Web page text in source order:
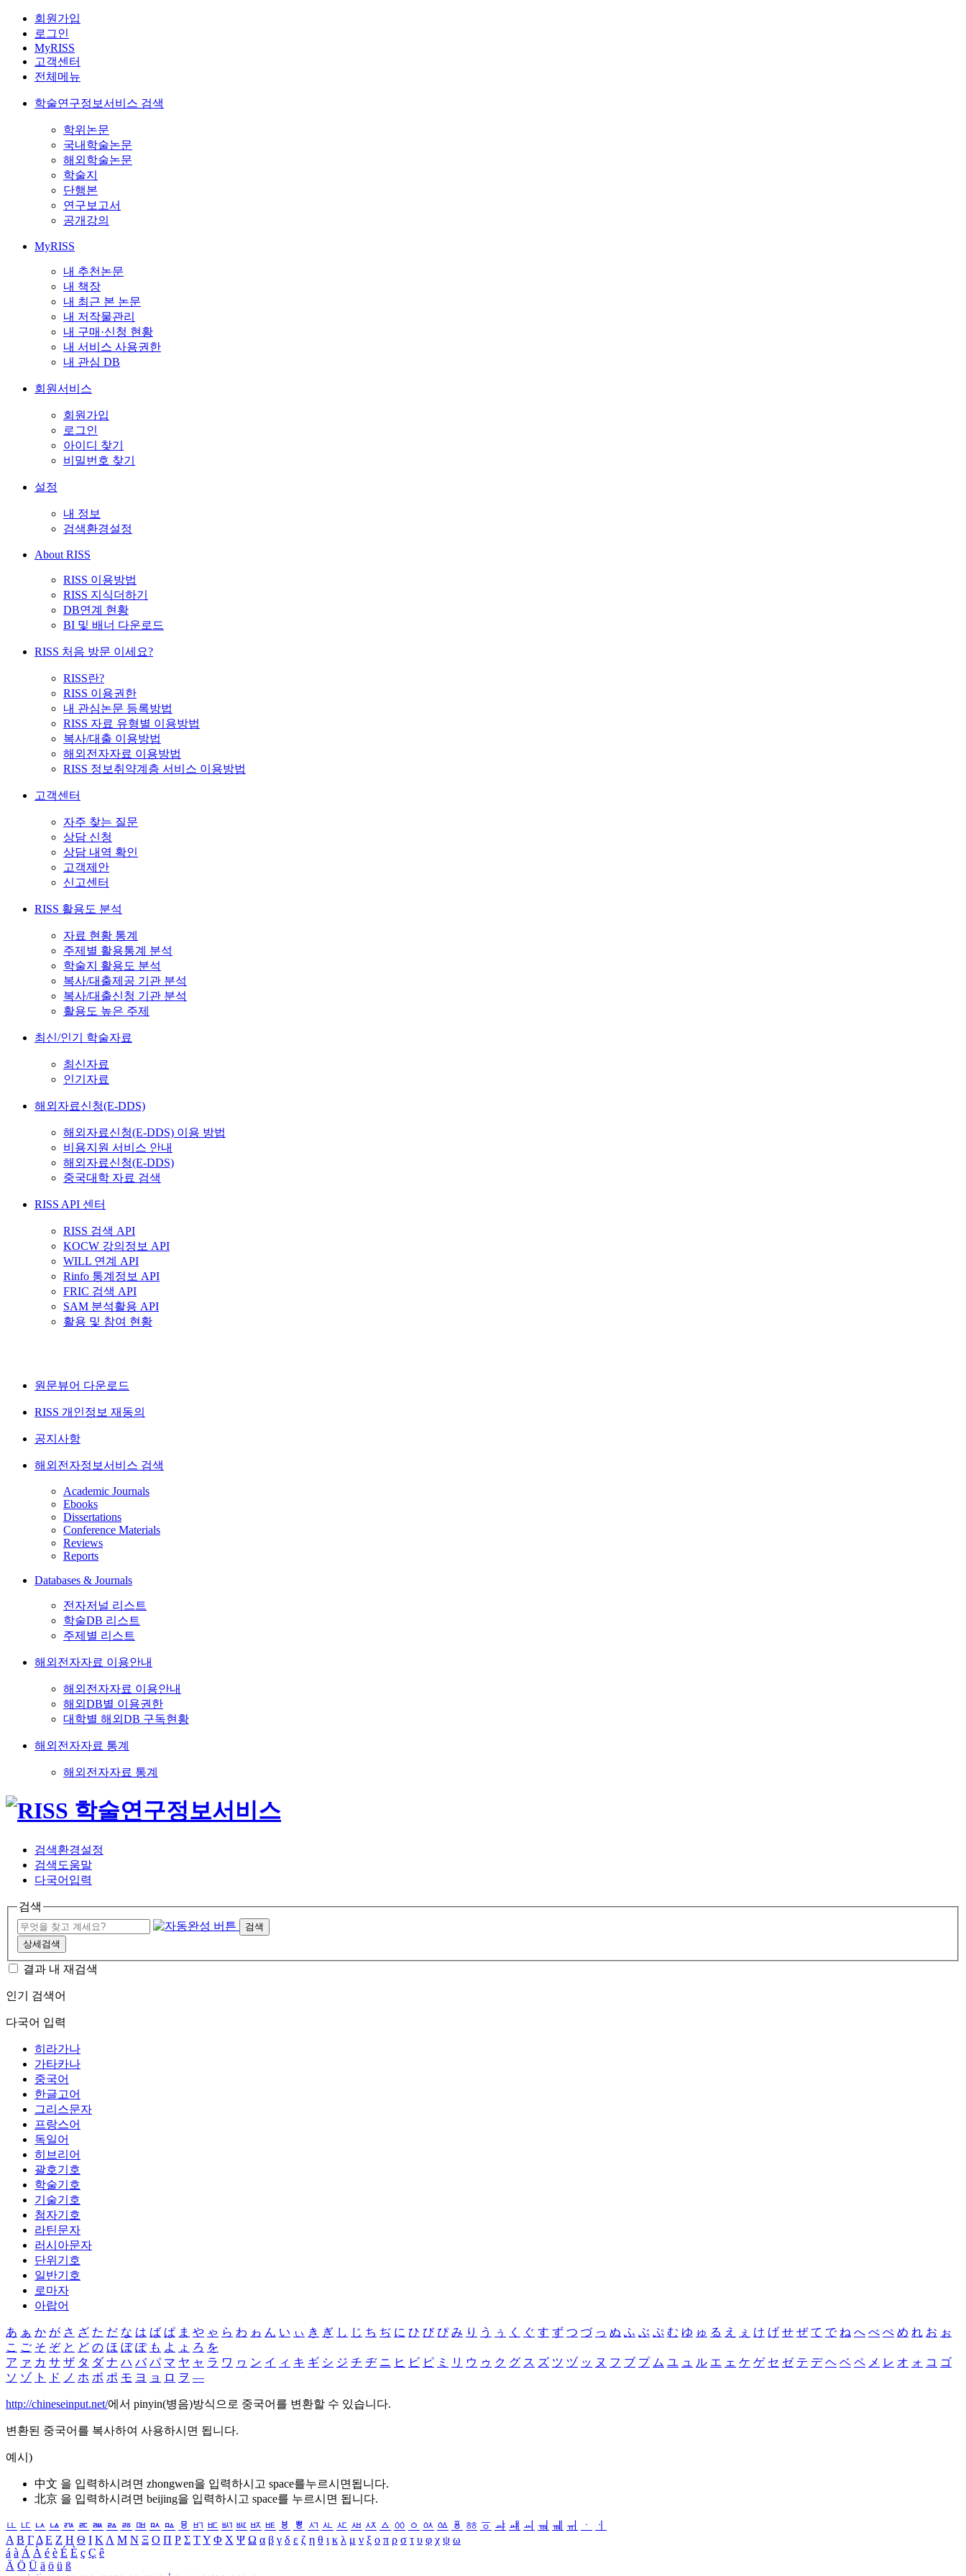
회원가입
로그인
MyRISS
고객센터
전체메뉴
학술연구정보서비스 검색
학위논문
국내학술논문
해외학술논문
학술지
단행본
연구보고서
공개강의
MyRISS
내 추천논문
내 책장
내 최근 본 논문
내 저작물관리
내 구매·신청 현황
내 서비스 사용권한
내 관심 DB
회원서비스
회원가입
로그인
아이디 찾기
비밀번호 찾기
설정
내 정보
검색환경설정
About RISS
RISS 이용방법
RISS 지식더하기
DB연계 현황
BI 및 배너 다운로드
RISS 처음 방문 이세요?
RISS란?
RISS 이용권한
내 관심논문 등록방법
RISS 자료 유형별 이용방법
복사/대출 이용방법
해외전자자료 이용방법
RISS 정보취약계층 서비스 이용방법
고객센터
자주 찾는 질문
상담 신청
상담 내역 확인
고객제안
신고센터
RISS 활용도 분석
자료 현황 통계
주제별 활용통계 분석
학술지 활용도 분석
복사/대출제공 기관 분석
복사/대출신청 기관 분석
활용도 높은 주제
최신/인기 학술자료
최신자료
인기자료
해외자료신청(E-DDS)
해외자료신청(E-DDS) 이용 방법
비용지원 서비스 안내
해외자료신청(E-DDS)
중국대학 자료 검색
RISS API 센터
RISS 검색 API
KOCW 강의정보 API
WILL 연계 API
Rinfo 통계정보 API
FRIC 검색 API
SAM 분석활용 API
활용 및 참여 현황
원문뷰어 다운로드
RISS 개인정보 재동의
공지사항
해외전자정보서비스 검색
Academic Journals
Ebooks
Dissertations
Conference Materials
Reviews
Reports
Databases & Journals
전자저널 리스트
학술DB 리스트
주제별 리스트
해외전자자료 이용안내
해외전자자료 이용안내
해외DB별 이용권한
대학별 해외DB 구독현황
해외전자자료 통계
해외전자자료 통계
검색환경설정
검색도움말
다국어입력
검색
검색
상세검색
결과 내 재검색
인기 검색어
다국어 입력
히라가나
가타카나
중국어
한글고어
그리스문자
프랑스어
독일어
히브리어
괄호기호
학술기호
기술기호
첨자기호
라틴문자
러시아문자
단위기호
일반기호
로마자
아랍어
あ ぁ か が さ ざ た だ な は ば ぱ ま や ゃ ら わ ゎ ん い ぃ き ぎ し じ ち ぢ に ひ び ぴ み り う ぅ く ぐ す ず つ づ っ ぬ ふ ぶ ぷ む ゆ ゅ る え ぇ け げ せ ぜ て で ね へ べ ぺ め れ お ぉ
こ ご そ ぞ と ど の ほ ぼ ぽ も よ ょ ろ を
ア ァ カ サ ザ タ ダ ナ ハ バ パ マ ヤ ャ ラ ワ ヮ ン イ ィ キ ギ シ ジ チ ヂ ニ ヒ ビ ピ ミ リ ウ ゥ ク グ ス ズ ツ ヅ ッ ヌ フ ブ プ ム ユ ュ ル エ ェ ケ ゲ セ ゼ テ デ ヘ ベ ペ メ レ オ ォ コ ゴ
ソ ゾ ト ド ノ ホ ボ ポ モ ヨ ョ ロ ヲ ―
http://chineseinput.net/에서 pinyin(병음)방식으로 중국어를 변환할 수 있습니다.
변환된 중국어를 복사하여 사용하시면 됩니다.
예시)
中文 을 입력하시려면 zhongwen을 입력하시고 space를누르시면됩니다.
北京 을 입력하시려면 beijing을 입력하시고 space를 누르시면 됩니다.
ㅥ ㅦ ㅧ ㅨ ㅩ ㅪ ㅫ ㅬ ㅭ ㅮ ㅯ ㅰ ㅱ ㅲ ㅳ ㅴ ㅵ ㅶ ㅷ ㅸ ㅹ ㅺ ㅻ ㅼ ㅽ ㅾ ㅿ ㆀ ㆁ ㆂ ㆃ ㆄ ㆅ ㆆ ㆇ ㆈ ㆉ ㆊ ㆋ ㆌ ㆍ
ㆎ
Α Β ΓΔ Ε Ζ Η Θ Ι ΚΛ Μ Ν Ξ Ο Π Ρ Σ ΤΥ Φ Χ Ψ Ω α β γ δ ε ζ η θ ι κ λ μ ν ξ ο π ρ σ τ υ φ χ ψ ω
á à Á À é è É È ç Ç ê
Ä Ö Ü ä ö ü ß